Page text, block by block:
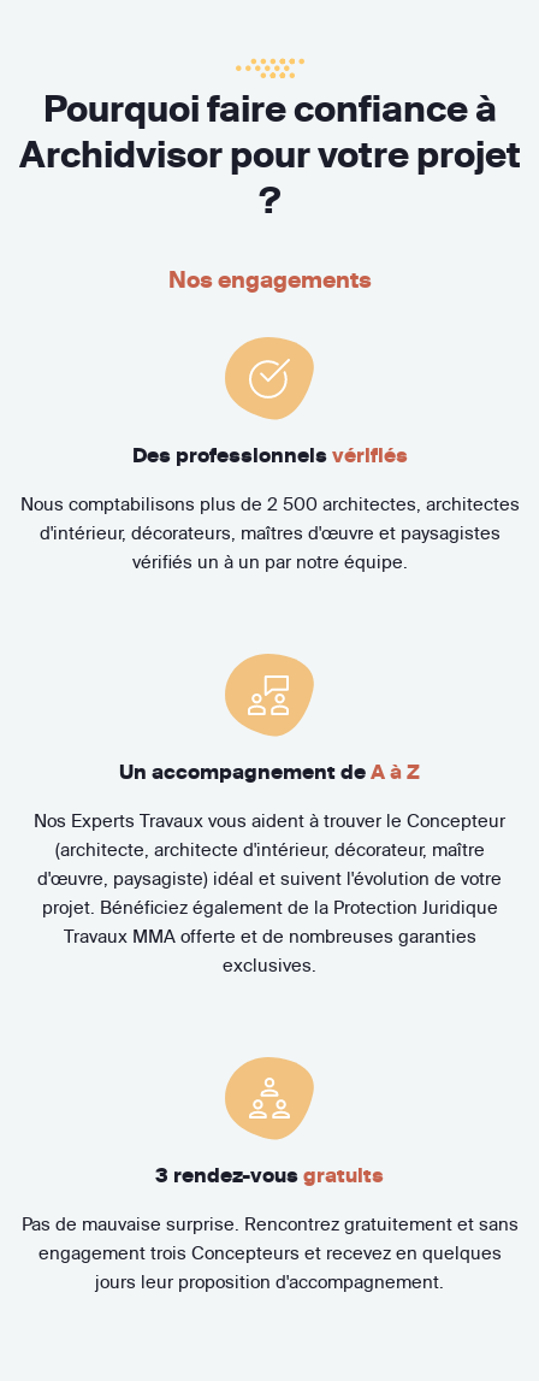
Pourquoi faire confiance à
Archidvisor pour votre projet
?
Nos engagements
Des professionnels vérifiés
Nous comptabilisons plus de 2 500 architectes, architectes
d'intérieur, décorateurs, maîtres d'œuvre et paysagistes
vérifiés un à un par notre équipe.
Un accompagnement de A à Z
Nos Experts Travaux vous aident à trouver le Concepteur
(architecte, architecte d'intérieur, décorateur, maître
d'œuvre, paysagiste) idéal et suivent l'évolution de votre
projet. Bénéficiez également de la Protection Juridique
Travaux MMA offerte et de nombreuses garanties
exclusives.
3 rendez-vous gratuits
Pas de mauvaise surprise. Rencontrez gratuitement et sans
engagement trois Concepteurs et recevez en quelques
jours leur proposition d'accompagnement.